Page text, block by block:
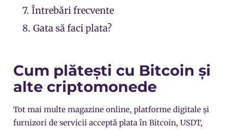
7. Întrebări frecvente
8. Gata să faci plata?
Cum plătești cu Bitcoin și
alte criptomonede
Tot mai multe magazine online, platforme digitale și
furnizori de servicii acceptă plata în Bitcoin, USDT,